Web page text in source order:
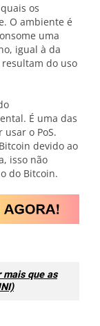
os
O ambiente é
uma
igual à da
do uso
É uma das
o PoS.
devido ao
isso não
do Bitcoin.
mais que as